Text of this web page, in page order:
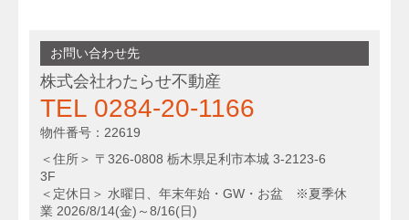
お問い合わせ先
株式会社わたらせ不動産
TEL 0284-20-1166
物件番号：22619
＜住所＞ 〒326-0808 栃木県足利市本城 3-2123-6
3F
＜定休日＞ 水曜日、年末年始・GW・お盆 ※夏季休
業 2026/8/14(金)～8/16(日)